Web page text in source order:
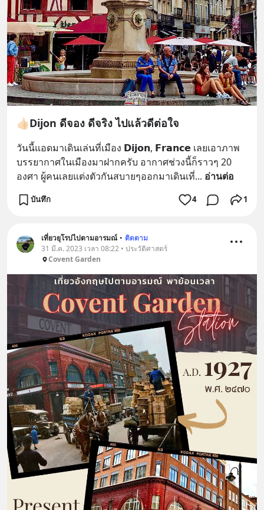
👍🏻Dijon ดีจอง ดีจริง ไปแล้วดีต่อใจ
วันนี้แอดมาเดินเล่นที่เมือง 𝗗𝗶𝗷𝗼𝗻, 𝗙𝗿𝗮𝗻𝗰𝗲 เลยเอาภาพ
บรรยากาศในเมืองมาฝากครับ อากาศช่วงนี้ก็ราวๆ 20
องศา ผู้คนเลยแต่งตัวกันสบายๆออกมาเดินเที่... อ่านต่อ
บันทึก 4 1
เที่ยวยุโรปไปตามอารมณ์ • ติดตาม
31 มี.ค. 2023 เวลา 08:22 • ประวัติศาสตร์
Covent Garden